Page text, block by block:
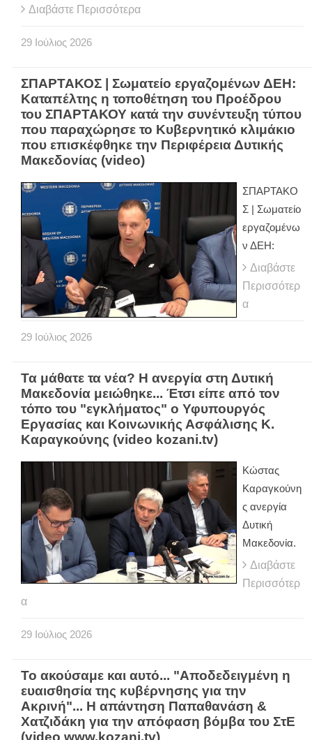
Διαβάστε Περισσότερα
29 Ιούλιος 2026
ΣΠΑΡΤΑΚΟΣ | Σωματείο εργαζομένων ΔΕΗ:
Καταπέλτης η τοποθέτηση του Προέδρου
του ΣΠΑΡΤΑΚΟΥ κατά την συνέντευξη τύπου
που παραχώρησε το Κυβερνητικό κλιμάκιο
που επισκέφθηκε την Περιφέρεια Δυτικής
Μακεδονίας (video)
ΣΠΑΡΤΑΚΟ
Σ | Σωματείο
εργαζομένω
ν ΔΕΗ:
Διαβάστε
Περισσότερ
α
29 Ιούλιος 2026
Τα μάθατε τα νέα? Η ανεργία στη Δυτική
Μακεδονία μειώθηκε... Έτσι είπε από τον
τόπο του "εγκλήματος" ο Υφυπουργός
Εργασίας και Κοινωνικής Ασφάλισης Κ.
Καραγκούνης (video kozani.tv)
Κώστας
Καραγκούνη
ς ανεργία
Δυτική
Μακεδονία.
Διαβάστε
Περισσότερ
α
29 Ιούλιος 2026
Το ακούσαμε και αυτό... "Αποδεδειγμένη η
ευαισθησία της κυβέρνησης για την
Ακρινή"... Η απάντηση Παπαθανάση &
Χατζιδάκη για την απόφαση βόμβα του ΣτΕ
(video www.kozani.tv)